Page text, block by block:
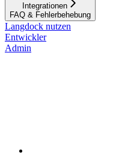
Integrationen
FAQ & Fehlerbehebung
Langdock nutzen
Entwickler
Admin